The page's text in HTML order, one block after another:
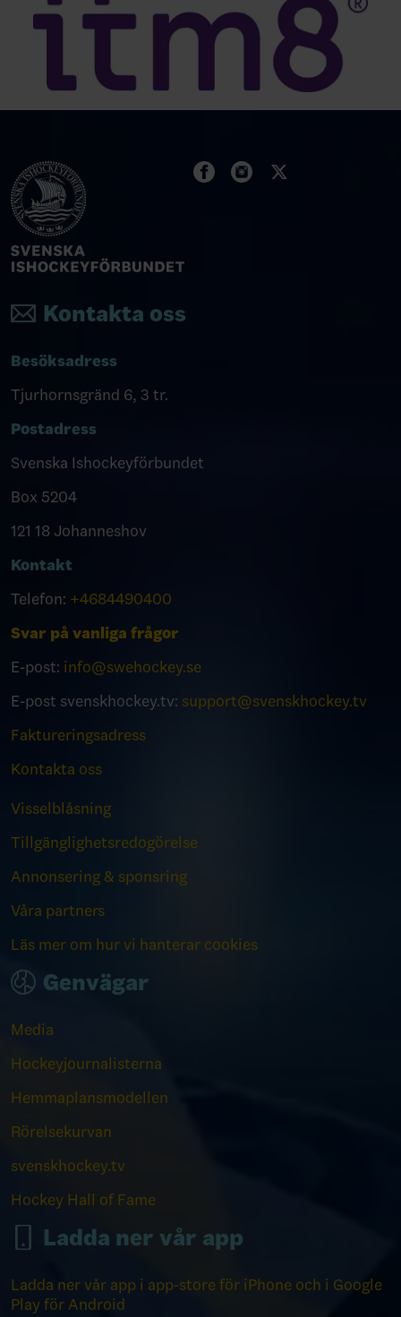
Kontakta oss
Besöksadress
Tjurhornsgränd 6, 3 tr.
Postadress
Svenska Ishockeyförbundet
Box 5204
121 18 Johanneshov
Kontakt
Telefon: +4684490400
Svar på vanliga frågor
E-post: info@swehockey.se
E-post svenskhockey.tv: support@svenskhockey.tv
Faktureringsadress
Kontakta oss
Visselblåsning
Tillgänglighetsredogörelse
Annonsering & sponsring
Våra partners
Läs mer om hur vi hanterar cookies
Genvägar
Media
Hockeyjournalisterna
Hemmaplansmodellen
Rörelsekurvan
svenskhockey.tv
Hockey Hall of Fame
Ladda ner vår app
Ladda ner vår app i app-store för iPhone och i Google
Play för Android